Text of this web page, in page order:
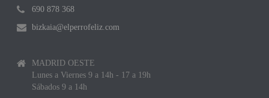
690 878 368
bizkaia@elperrofeliz.com
MADRID OESTE
Lunes a Viernes 9 a 14h - 17 a 19h
Sábados 9 a 14h